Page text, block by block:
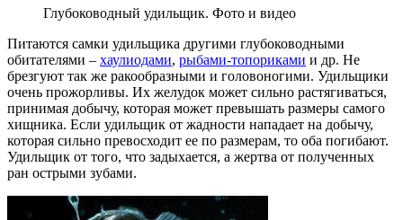
Глубоководный удильщик. Фото и видео
Питаются самки удильщика другими глубоководными
обитателями – хаулиодами, рыбами-топориками и др. Не
брезгуют так же ракообразными и головоногими. Удильщики
очень прожорливы. Их желудок может сильно растягиваться,
принимая добычу, которая может превышать размеры самого
хищника. Если удильщик от жадности нападает на добычу,
которая сильно превосходит ее по размерам, то оба погибают.
Удильщик от того, что задыхается, а жертва от полученных
ран острыми зубами.